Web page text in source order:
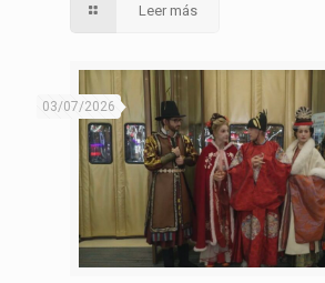
Leer más
03/07/2026